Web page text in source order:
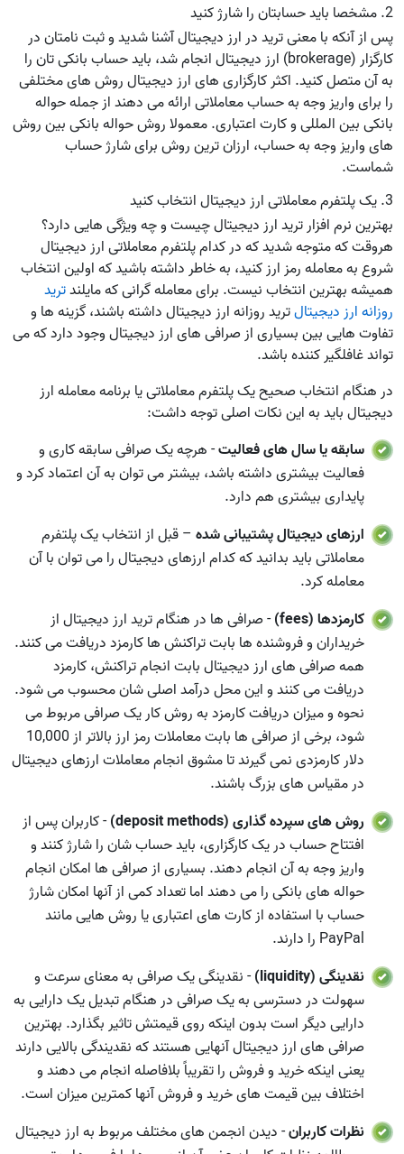
2. مشخصا باید حسابتان را شارژ کنید
پس از آنکه با معنی ترید در ارز دیجیتال آشنا شدید و ثبت نامتان در
کارگزار (brokerage) ارز دیجیتال انجام شد، باید حساب بانکی تان را
به آن متصل کنید. اکثر کارگزاری های ارز دیجیتال روش های مختلفی
را برای واریز وجه به حساب معاملاتی ارائه می دهند از جمله حواله
بانکی بین المللی و کارت اعتباری. معمولا روش حواله بانکی بین روش
های واریز وجه به حساب، ارزان ترین روش برای شارژ حساب
شماست.
3. یک پلتفرم معاملاتی ارز دیجیتال انتخاب کنید
بهترین نرم افزار ترید ارز دیجیتال چیست و چه ویژگی هایی دارد؟
هروقت که متوجه شدید که در کدام پلتفرم معاملاتی ارز دیجیتال
شروع به معامله رمز ارز کنید، به خاطر داشته باشید که اولین انتخاب
همیشه بهترین انتخاب نیست. برای معامله گرانی که مایلندترید
روزانه ارز دیجیتالترید روزانه ارز دیجیتال داشته باشند، گزینه ها و
تفاوت هایی بین بسیاری از صرافی های ارز دیجیتال وجود دارد که می
تواند غافلگیر کننده باشد.
در هنگام انتخاب صحیح یک پلتفرم معاملاتی یا برنامه معامله ارز
دیجیتال باید به این نکات اصلی توجه داشت:
سابقه یا سال های فعالیت- هرچه یک صرافی سابقه کاری و
فعالیت بیشتری داشته باشد، بیشتر می توان به آن اعتماد کرد و
پایداری بیشتری هم دارد.
ارزهای دیجیتال پشتیبانی شده – قبل از انتخاب یک پلتفرم
معاملاتی باید بدانید که کدام ارزهای دیجیتال را می توان با آن
معامله کرد.
کارمزدها (fees)
- صرافی ها در هنگام ترید ارز دیجیتال از
خریداران و فروشنده ها بابت تراکنش ها کارمزد دریافت می کنند.
همه صرافی های ارز دیجیتال بابت انجام تراکنش، کارمزد
دریافت می کنند و این محل درآمد اصلی شان محسوب می شود.
نحوه و میزان دریافت کارمزد به روش کار یک صرافی مربوط می
شود، برخی از صرافی ها بابت معاملات رمز ارز بالاتر از 10,000
دلار کارمزدی نمی گیرند تا مشوق انجام معاملات ارزهای دیجیتال
در مقیاس های بزرگ باشند.
روش های سپرده گذاری (deposit methods)
- کاربران پس از
افتتاح حساب در یک کارگزاری، باید حساب شان را شارژ کنند و
واریز وجه به آن انجام دهند. بسیاری از صرافی ها امکان انجام
حواله های بانکی را می دهند اما تعداد کمی از آنها امکان شارژ
حساب با استفاده از کارت های اعتباری یا روش هایی مانند
PayPal را دارند.
نقدینگی (liquidity)
- نقدینگی یک صرافی به معنای سرعت و
سهولت در دسترسی به یک صرافی در هنگام تبدیل یک دارایی به
دارایی دیگر است بدون اینکه روی قیمتش تاثیر بگذارد. بهترین
صرافی های ارز دیجیتال آنهایی هستند که نقدیندگی بالایی دارند
یعنی اینکه خرید و فروش را تقریباً بلافاصله انجام می دهند و
اختلاف بین قیمت های خرید و فروش آنها کمترین میزان است.
نظرات کاربران- دیدن انجمن های مختلف مربوط به ارز دیجیتال